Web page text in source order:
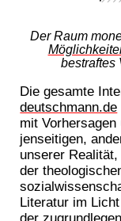
Der Raum
bestraftes
Die gesamte
deutschmann.de
mit
jenseitigen,
unserer
der
Literatur im